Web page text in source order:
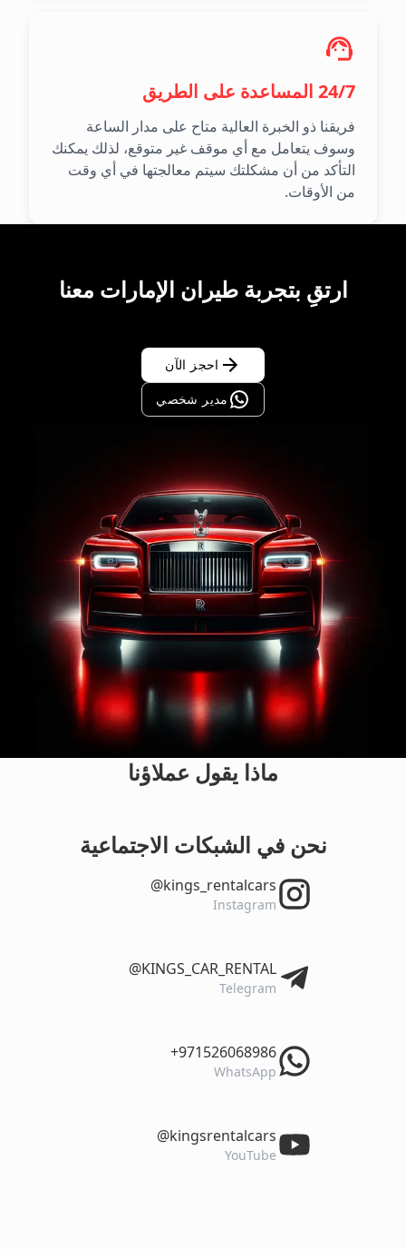
24/7 المساعدة على الطريق
فريقنا ذو الخبرة العالية متاح على مدار الساعة
وسوف يتعامل مع أي موقف غير متوقع، لذلك يمكنك
التأكد من أن مشكلتك سيتم معالجتها في أي وقت
من الأوقات.
ارتقِ بتجربة طيران الإمارات معنا
احجز الآن
مدير شخصي
ماذا يقول عملاؤنا
نحن في الشبكات الاجتماعية
‎@kings_rentalcars
Instagram
‎@KINGS_CAR_RENTAL
Telegram
‎+971526068986
WhatsApp
‎@kingsrentalcars
YouTube